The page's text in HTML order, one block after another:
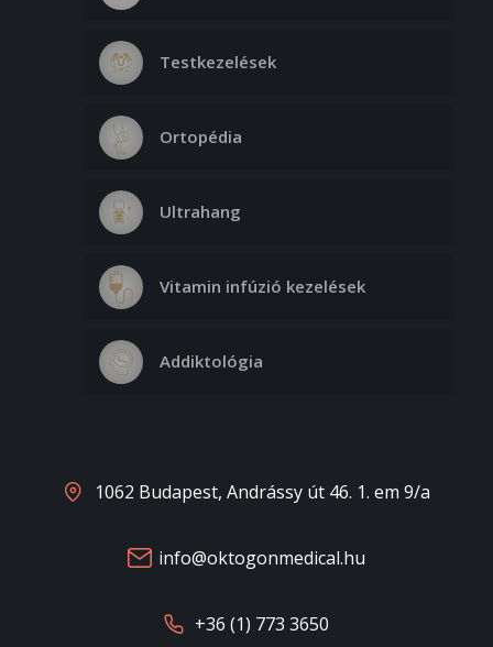
Testkezelések
Ortopédia
Ultrahang
Vitamin infúzió kezelések
Addiktológia
1062 Budapest, Andrássy út 46. 1. em 9/a
info@oktogonmedical.hu
+36 (1) 773 3650